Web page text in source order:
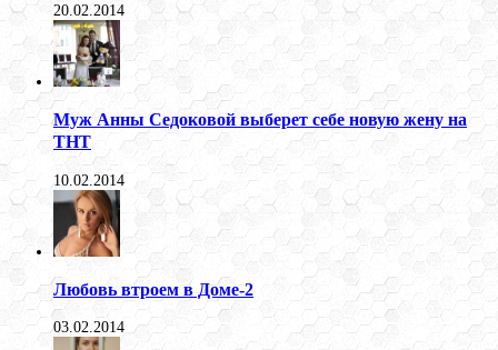
20.02.2014
Муж Анны Седоковой выберет себе новую жену на
ТНТ
10.02.2014
Любовь втроем в Доме-2
03.02.2014